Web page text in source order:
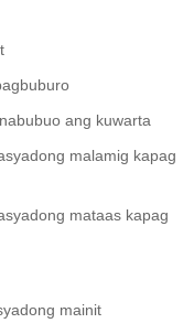
ang kuwarta
malamig kapag
mataas kapag
mainit